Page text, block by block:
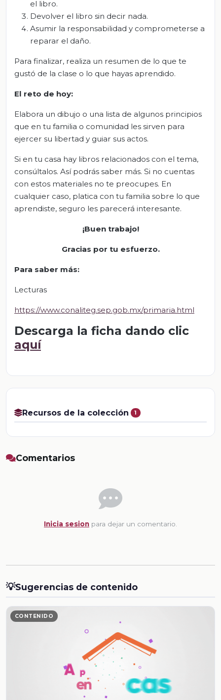
el libro.
Devolver el libro sin decir nada.
Asumir la responsabilidad y comprometerse a
reparar el daño.
Para finalizar, realiza un resumen de lo que te
gustó de la clase o lo que hayas aprendido.
El reto de hoy:
Elabora un dibujo o una lista de algunos principios
que en tu familia o comunidad les sirven para
ejercer su libertad y guiar sus actos.
Si en tu casa hay libros relacionados con el tema,
consúltalos. Así podrás saber más. Si no cuentas
con estos materiales no te preocupes. En
cualquier caso, platica con tu familia sobre lo que
aprendiste, seguro les parecerá interesante.
¡Buen trabajo!
Gracias por tu esfuerzo.
Para saber más:
Lecturas
https://www.conaliteg.sep.gob.mx/primaria.html
Descarga la ficha dando clic
aquí
Recursos de la colección 1
Comentarios
Inicia sesion para dejar un comentario.
💡Sugerencias de contenido
CONTENIDO